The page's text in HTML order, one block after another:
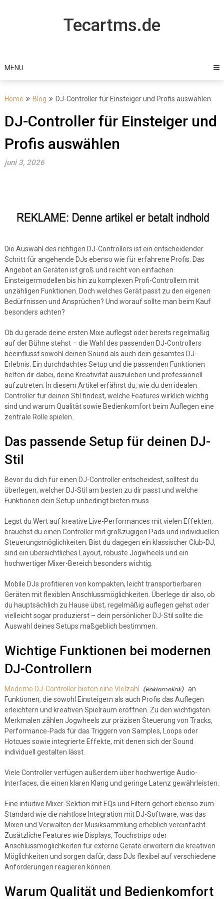
Tecartms.de
MENU
Home Blog DJ-Controller für Einsteiger und Profis auswählen
DJ-Controller für Einsteiger und
Profis auswählen
juni 3, 2026
Die Auswahl des richtigen DJ-Controllers ist ein entscheidender
Schritt für angehende DJs ebenso wie für erfahrene Profis. Das
Angebot an Geräten ist groß und reicht von einfachen
Einsteigermodellen bis hin zu komplexen Profi-Controllern mit
unzähligen Funktionen. Doch welches Gerät passt zu den eigenen
Bedürfnissen und Ansprüchen? Und worauf sollte man beim Kauf
besonders achten?
Ob du gerade deine ersten Mixe auflegst oder bereits regelmäßig
auf der Bühne stehst – die Wahl des passenden DJ-Controllers
beeinflusst sowohl deinen Sound als auch dein gesamtes DJ-
Erlebnis. Ein durchdachtes Setup und die passenden Funktionen
helfen dir dabei, deine Kreativität auszuleben und professionell
aufzutreten. In diesem Artikel erfährst du, wie du den idealen
Controller für deinen Stil findest, welche Features wirklich wichtig
sind und warum Qualität sowie Bedienkomfort beim Auflegen eine
zentrale Rolle spielen.
Das passende Setup für deinen DJ-
Stil
Bevor du dich für einen DJ-Controller entscheidest, solltest du
überlegen, welcher DJ-Stil am besten zu dir passt und welche
Funktionen dein Setup unbedingt bieten muss.
Legst du Wert auf kreative Live-Performances mit vielen Effekten,
brauchst du einen Controller mit großzügigen Pads und individuellen
Steuerungsmöglichkeiten. Bist du dagegen ein klassischer Club-DJ,
sind ein übersichtliches Layout, robuste Jogwheels und ein
hochwertiger Mixer-Bereich besonders wichtig.
Mobile DJs profitieren von kompakten, leicht transportierbaren
Geräten mit flexiblen Anschlussmöglichkeiten. Überlege dir also, ob
du hauptsächlich zu Hause übst, regelmäßig auflegen gehst oder
vielleicht sogar produzierst – dein persönlicher DJ-Stil sollte die
Auswahl deines Setups maßgeblich bestimmen.
Wichtige Funktionen bei modernen
DJ-Controllern
Moderne DJ-Controller bieten eine Vielzahl
an
Funktionen, die sowohl Einsteigern als auch Profis das Auflegen
erleichtern und kreativen Spielraum eröffnen. Zu den wichtigsten
Merkmalen zählen Jogwheels zur präzisen Steuerung von Tracks,
Performance-Pads für das Triggern von Samples, Loops oder
Hotcues sowie integrierte Effekte, mit denen sich der Sound
individuell gestalten lässt.
Viele Controller verfügen außerdem über hochwertige Audio-
Interfaces, die einen klaren Klang und geringe Latenz gewährleisten.
Eine intuitive Mixer-Sektion mit EQs und Filtern gehört ebenso zum
Standard wie die nahtlose Integration mit DJ-Software, was das
Mixen und Verwalten der Musiksammlung erheblich vereinfacht.
Zusätzliche Features wie Displays, Touchstrips oder
Anschlussmöglichkeiten für externe Geräte erweitern die kreativen
Möglichkeiten und sorgen dafür, dass DJs flexibel auf verschiedene
Anforderungen reagieren können.
Warum Qualität und Bedienkomfort